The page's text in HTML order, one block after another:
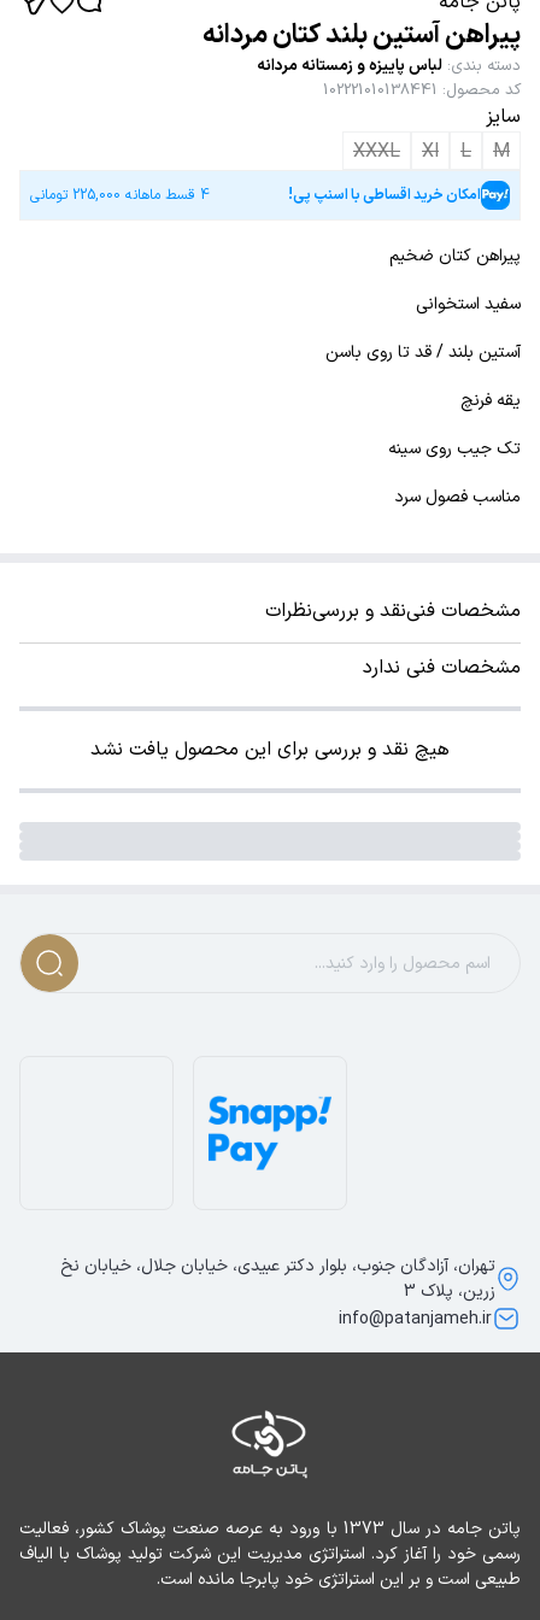
پیراهن آستین بلند کتان مردانه
دسته بندی: لباس پاییزه و زمستانه مردانه
کد محصول:
102221010138441
سایز
M
L
Xl
XXXL
امکان خرید اقساطی با اسنپ پی! 4 قسط ماهانه 225,000 تومانی
پیراهن کتان ضخیم
سفید استخوانی
آستین بلند / قد تا روی باسن
یقه فرنچ
تک جیب روی سینه
مناسب فصول سرد
مشخصات فنینقد و بررسینظرات
مشخصات فنی ندارد
هیچ نقد و بررسی برای این محصول یافت نشد
طبیعی است و بر این استراتژی خود پابرجا مانده است.
تهران، آزادگان جنوب، بلوار دکتر عبیدی، خیابان جلال، خیابان نخ
زرین، پلاک 3
info@patanjameh.ir